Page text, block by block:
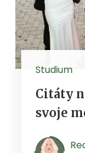
Studium
Citáty
svoje